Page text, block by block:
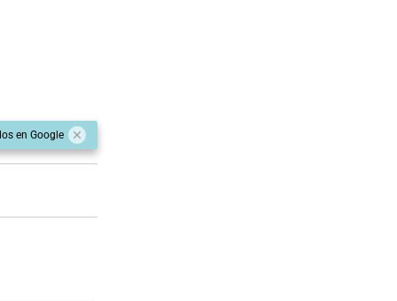
en Google